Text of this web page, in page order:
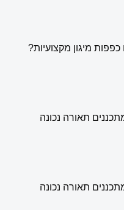
מיגון מקצועיות?
תאורה נכונה
תאורה נכונה